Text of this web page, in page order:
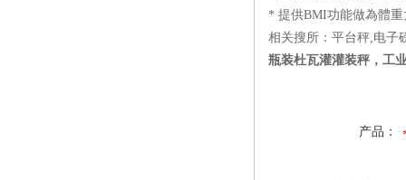
* 提供BMI功能做為體
相关搜所：平台秤,电子
瓶装杜瓦灌灌装秤，工
产品：